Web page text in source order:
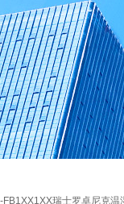
FB1XX1XX瑞士罗卓尼克温